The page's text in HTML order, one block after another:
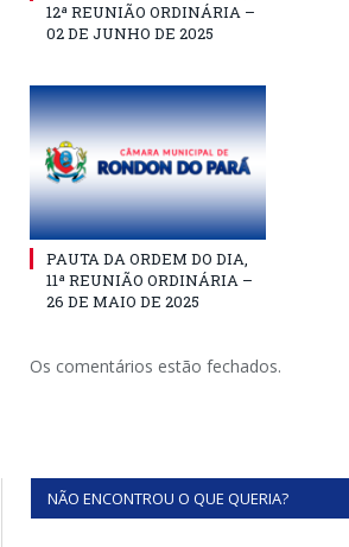
12ª REUNIÃO ORDINÁRIA –
02 DE JUNHO DE 2025
PAUTA DA ORDEM DO DIA,
11ª REUNIÃO ORDINÁRIA –
26 DE MAIO DE 2025
Os comentários estão fechados.
NÃO ENCONTROU O QUE QUERIA?